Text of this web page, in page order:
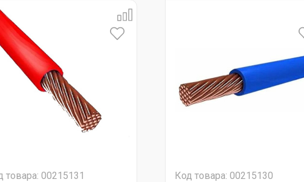
товара: 00215131
Код товара: 00215130